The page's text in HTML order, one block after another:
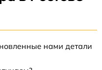
нами детали